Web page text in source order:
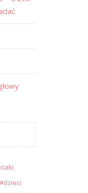
ciało
dzieci